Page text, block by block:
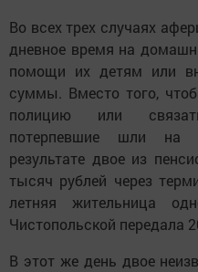
Во всех трех случаях
дневное время на
помощи их детям или
суммы. Вместо того,
полицию или
потерпевшие шли на
результате двое из
тысяч рублей через
летняя жительница
Чистопольской передала
В этот же день двое